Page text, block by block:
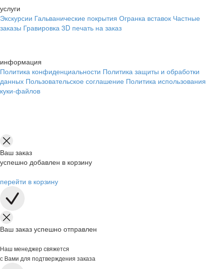
услуги
Экскурсии Гальванические покрытия Огранка вставок Частные
заказы Гравировка 3D печать на заказ
информация
Политика конфиденциальности Политика защиты и обработки
данных Пользовательское соглашение Политика использования
куки-файлов
Ваш заказ
успешно добавлен в корзину
перейти в корзину
Ваш заказ успешно отправлен
Наш менеджер свяжется
с Вами для подтверждения заказа